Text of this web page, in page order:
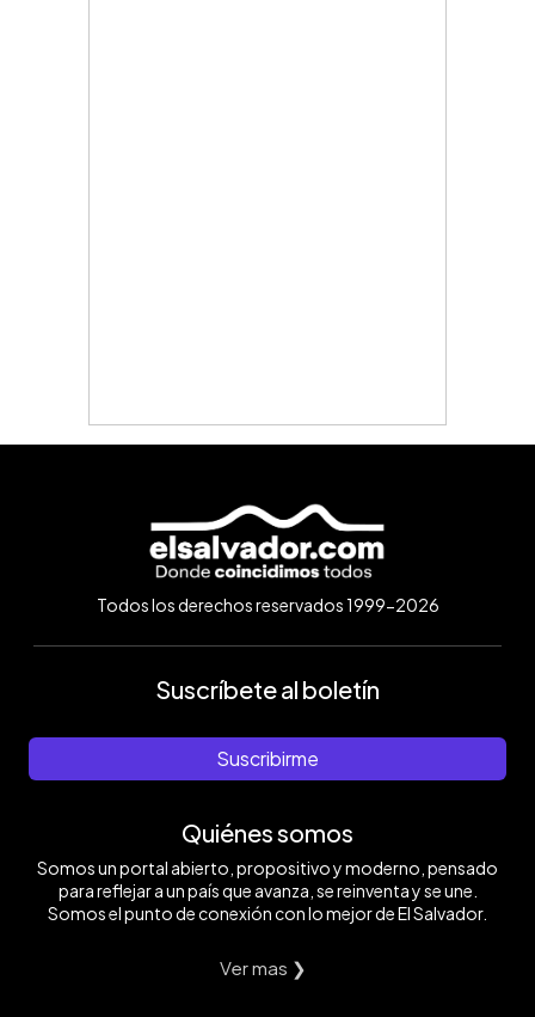
Todos los derechos reservados 1999-2026
Suscríbete al boletín
Suscribirme
Quiénes somos
Somos un portal abierto, propositivo y moderno, pensado
para reflejar a un país que avanza, se reinventa y se une.
Somos el punto de conexión con lo mejor de El Salvador.
Ver mas ❯